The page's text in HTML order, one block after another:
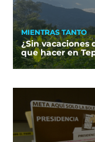
MIENTRAS TANTO
¿Sin vacaciones
que hacer en